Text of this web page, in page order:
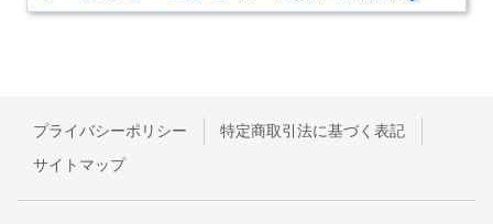
プライバシーポリシー
特定商取引法に基づく表記
サイトマップ